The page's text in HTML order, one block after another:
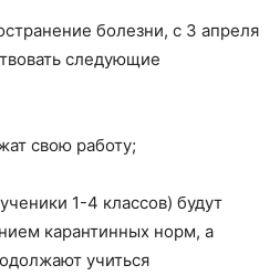
болезни, с 3 апреля
следующие
свою работу;
1-4 классов) будут
карантинных норм, а
учиться